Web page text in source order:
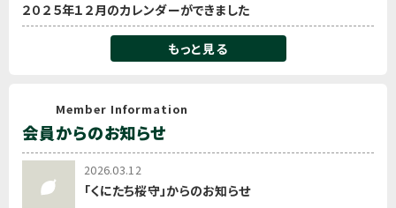
２０２５年１２月のカレンダーができました
もっと見る
Member Information
会員からのお知らせ
2026.03.12
「くにたち桜守」からのお知らせ